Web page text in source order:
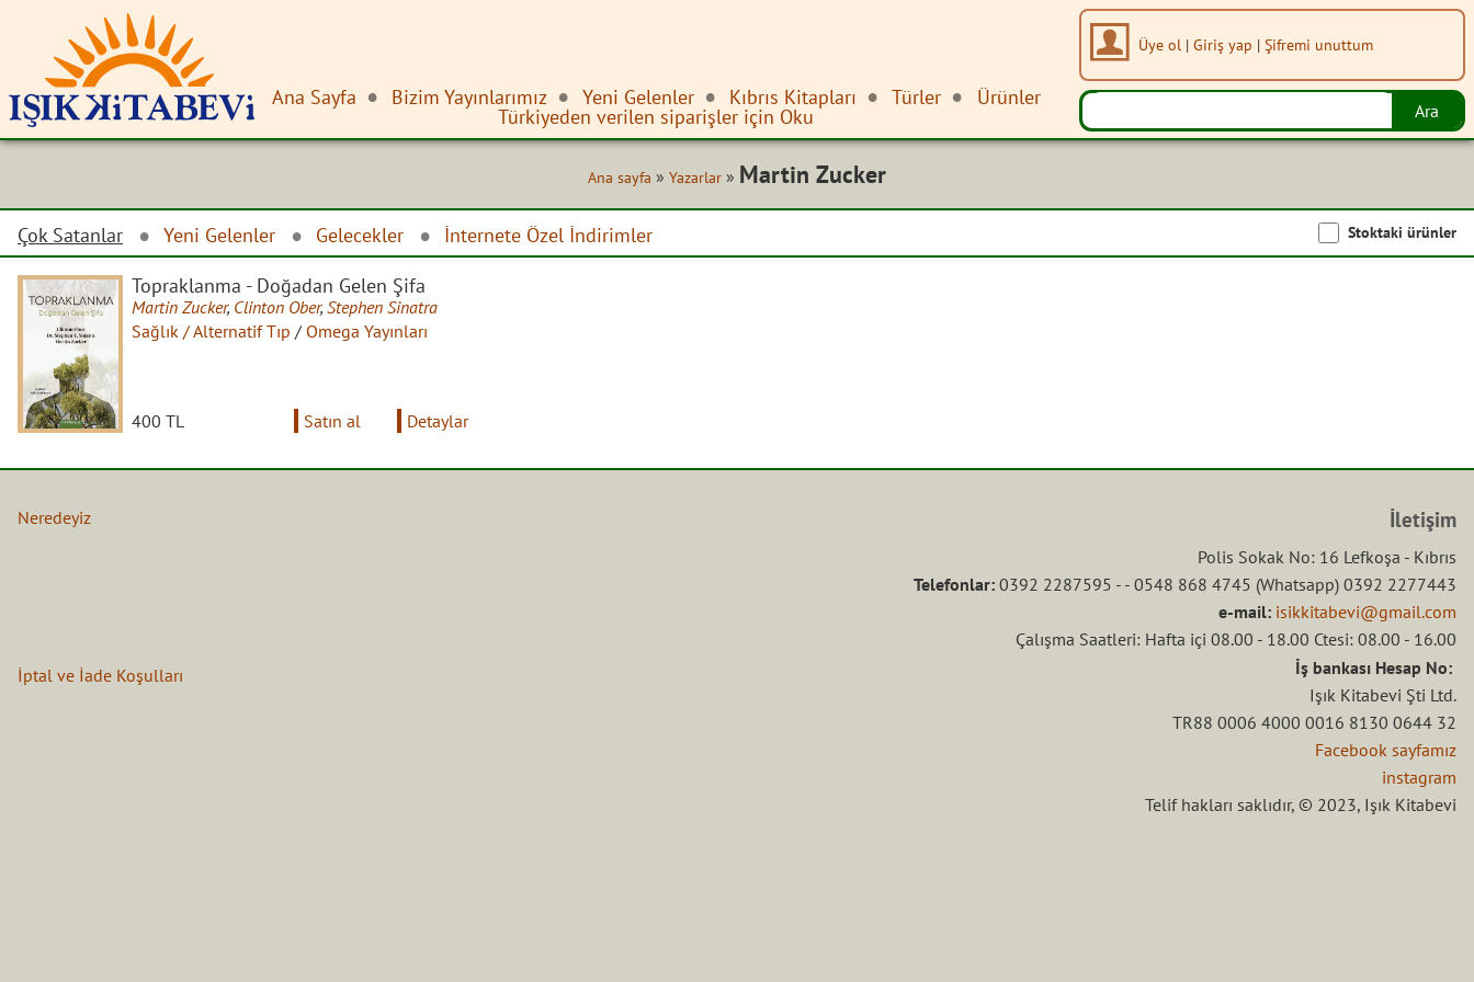
Ana Sayfa Bizim Yayınlarımız Yeni Gelenler Kıbrıs Kitapları Türler Ürünler
Türkiyeden verilen siparişler için Oku
Üye ol | Giriş yap | Şifremi unuttum
Ana sayfa » Yazarlar » Martin Zucker
Çok Satanlar Yeni Gelenler Gelecekler İnternete Özel İndirimler Stoktaki ürünler
Topraklanma - Doğadan Gelen Şifa
Martin Zucker, Clinton Ober, Stephen Sinatra
Sağlık / Alternatif Tıp / Omega Yayınları
400 TL Satın al Detaylar
Neredeyiz
İptal ve İade Koşulları
İletişim
Polis Sokak No: 16 Lefkoşa - Kıbrıs
Telefonlar: 0392 2287595 - - 0548 868 4745 (Whatsapp) 0392 2277443
e-mail: isikkitabevi@gmail.com
Çalışma Saatleri: Hafta içi 08.00 - 18.00 Ctesi: 08.00 - 16.00
İş bankası Hesap No:
Işık Kitabevi Şti Ltd.
TR88 0006 4000 0016 8130 0644 32
Facebook sayfamız
instagram
Telif hakları saklıdır, © 2023, Işık Kitabevi